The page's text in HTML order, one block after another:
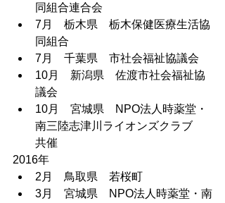
同組合連合会
7月　栃木県　栃木保健医療生活協
同組合
7月　千葉県　市社会福祉協議会
10月　新潟県　佐渡市社会福祉協
議会
10月　宮城県　NPO法人時薬堂・
南三陸志津川ライオンズクラブ
共催
2月　鳥取県　若桜町
3月　宮城県　NPO法人時薬堂・南